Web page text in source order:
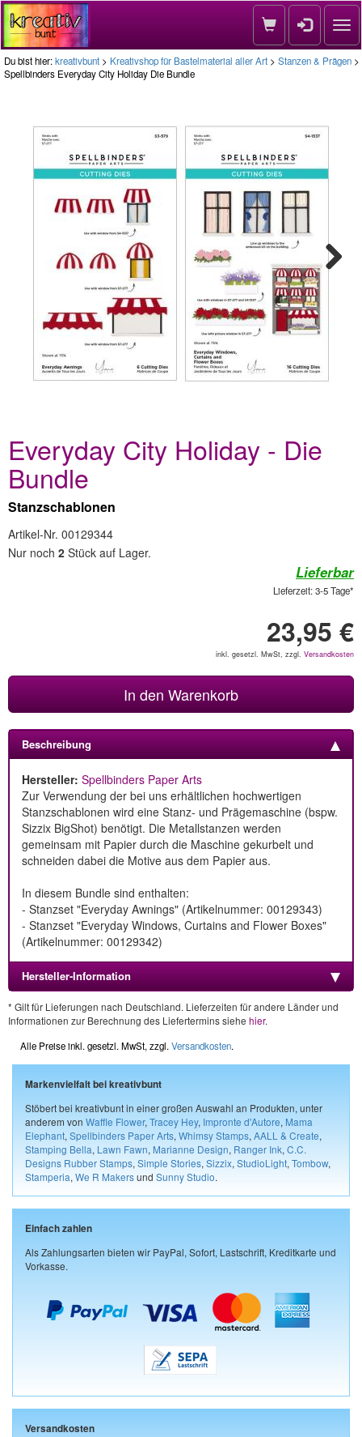
Du bist hier:kreativbunt > Kreativshop für Bastelmaterial aller Art > Stanzen & Prägen >
Spellbinders Everyday City Holiday Die Bundle
Next
Everyday City Holiday - Die
Bundle
Stanzschablonen
Artikel-Nr. 00129344
Nur noch 2 Stück auf Lager.
Lieferbar
Lieferzeit: 3-5 Tage*
23,95 €
inkl. gesetzl. MwSt, zzgl. Versandkosten
In den Warenkorb
Beschreibung
Hersteller: Spellbinders Paper Arts
Zur Verwendung der bei uns erhältlichen hochwertigen
Stanzschablonen wird eine Stanz- und Prägemaschine (bspw.
Sizzix BigShot) benötigt. Die Metallstanzen werden
gemeinsam mit Papier durch die Maschine gekurbelt und
schneiden dabei die Motive aus dem Papier aus.
In diesem Bundle sind enthalten:
- Stanzset "Everyday Awnings" (Artikelnummer: 00129343)
- Stanzset "Everyday Windows, Curtains and Flower Boxes"
(Artikelnummer: 00129342)
Hersteller-Information
* Gilt für Lieferungen nach Deutschland. Lieferzeiten für andere Länder und
Informationen zur Berechnung des Liefertermins siehe hier.
Alle Preise inkl. gesetzl. MwSt, zzgl. Versandkosten.
Markenvielfalt bei kreativbunt
Stöbert bei kreativbunt in einer großen Auswahl an Produkten, unter
anderem von Waffle Flower, Tracey Hey, Impronte d'Autore, Mama
Elephant, Spellbinders Paper Arts, Whimsy Stamps, AALL & Create,
Stamping Bella, Lawn Fawn, Marianne Design, Ranger Ink, C.C.
Designs Rubber Stamps, Simple Stories, Sizzix, StudioLight, Tombow,
Stamperia, We R Makersund Sunny Studio.
Einfach zahlen
Als Zahlungsarten bieten wir PayPal, Sofort, Lastschrift, Kreditkarte und
Vorkasse.
Versandkosten